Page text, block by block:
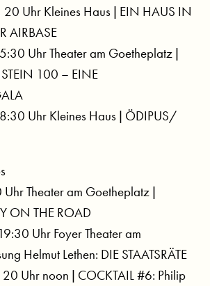
Uhr Kleines Haus | EIN HAUS IN
AIRBASE
Uhr Theater am Goetheplatz |
100 – EINE
Uhr Kleines Haus | ÖDIPUS/
Theater am Goetheplatz |
ON THE ROAD
Uhr Foyer Theater am
Helmut Lethen: DIE STAATSRÄTE
Uhr noon | COCKTAIL #6: Philip